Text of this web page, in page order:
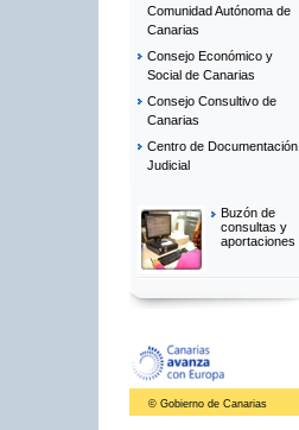
Comunidad Autónoma de
Canarias
Consejo Económico y
Social de Canarias
Consejo Consultivo de
Canarias
Centro de Documentación
Judicial
Buzón de
consultas y
aportaciones
© Gobierno de Canarias